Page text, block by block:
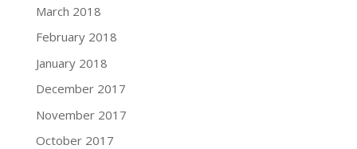
March 2018
February 2018
January 2018
December 2017
November 2017
October 2017